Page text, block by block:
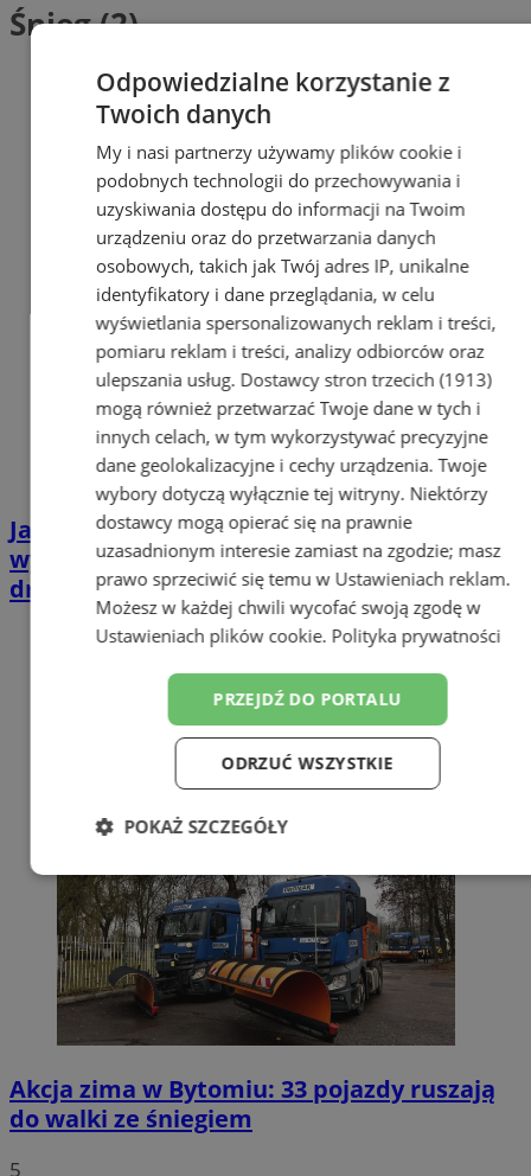
Śnieg (2)
Jazda zaśnieżonym samochodem to
wykroczenie. Zadbaj o bezpieczeństwo na
drodze
Akcja zima w Bytomiu: 33 pojazdy ruszają
do walki ze śniegiem
5
Odpowiedzialne korzystanie z
Twoich danych
My i nasi partnerzy używamy plików cookie i
podobnych technologii do przechowywania i
uzyskiwania dostępu do informacji na Twoim
urządzeniu oraz do przetwarzania danych
osobowych, takich jak Twój adres IP, unikalne
identyfikatory i dane przeglądania, w celu
wyświetlania spersonalizowanych reklam i treści,
pomiaru reklam i treści, analizy odbiorców oraz
ulepszania usług. Dostawcy stron trzecich (1913)
mogą również przetwarzać Twoje dane w tych i
innych celach, w tym wykorzystywać precyzyjne
dane geolokalizacyjne i cechy urządzenia. Twoje
wybory dotyczą wyłącznie tej witryny. Niektórzy
dostawcy mogą opierać się na prawnie
uzasadnionym interesie zamiast na zgodzie; masz
prawo sprzeciwić się temu w Ustawieniach reklam.
Możesz w każdej chwili wycofać swoją zgodę w
Ustawieniach plików cookie. Polityka prywatności
PRZEJDŹ DO PORTALU
ODRZUĆ WSZYSTKIE
POKAŻ SZCZEGÓŁY
Niezbędne Wydajność Targetowanie
Funkcjonalność Niesklasyfikowane
Niezbędne